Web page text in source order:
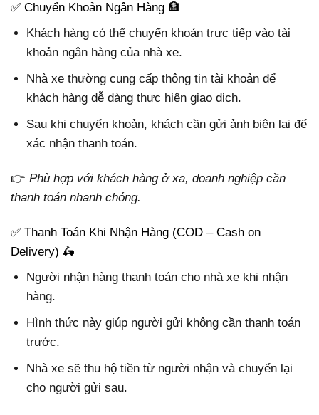
✅ Chuyển Khoản Ngân Hàng 🏦
Khách hàng có thể chuyển khoản trực tiếp vào tài
khoản ngân hàng của nhà xe.
Nhà xe thường cung cấp thông tin tài khoản để
khách hàng dễ dàng thực hiện giao dịch.
Sau khi chuyển khoản, khách cần gửi ảnh biên lai để
xác nhận thanh toán.
👉 Phù hợp với khách hàng ở xa, doanh nghiệp cần
thanh toán nhanh chóng.
✅ Thanh Toán Khi Nhận Hàng (COD – Cash on
Delivery) 🛵
Người nhận hàng thanh toán cho nhà xe khi nhận
hàng.
Hình thức này giúp người gửi không cần thanh toán
trước.
Nhà xe sẽ thu hộ tiền từ người nhận và chuyển lại
cho người gửi sau.